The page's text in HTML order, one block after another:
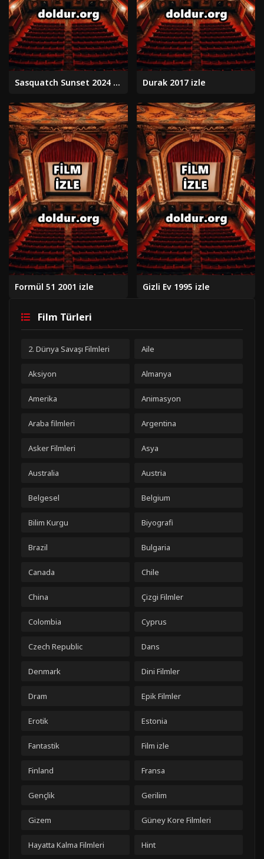
Sasquatch Sunset 2024 izle Durak 2017 izle
Formül 51 2001 izle Gizli Ev 1995 izle
Film Türleri
2. Dünya Savaşı Filmleri Aile
Aksiyon Almanya
Amerika Animasyon
Araba filmleri Argentina
Asker Filmleri Asya
Australia Austria
Belgesel Belgium
Bilim Kurgu Biyografi
Brazil Bulgaria
Canada Chile
China Çizgi Filmler
Colombia Cyprus
Czech Republic Dans
Denmark Dini Filmler
Dram Epik Filmler
Erotik Estonia
Fantastik Film izle
Finland Fransa
Gençlik Gerilim
Gizem Güney Kore Filmleri
Hayatta Kalma Filmleri Hint